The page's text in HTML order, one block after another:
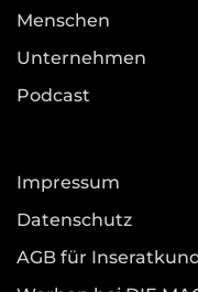
Menschen
Unternehmen
Podcast
Impressum
Datenschutz
AGB für